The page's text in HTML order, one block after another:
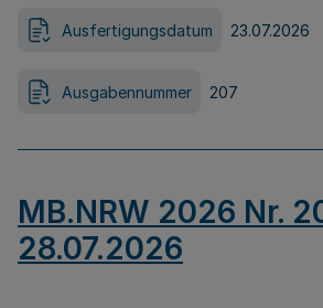
Ausfertigungsdatum 23.07.2026
Ausgabennummer 207
MB.NRW 2026 Nr.
28.07.2026